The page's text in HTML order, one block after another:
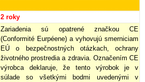
2 roky
Zariadenia sú opatrené značkou CE
(Conformité Eurpéene) a vyhovujú smerniciam
EÚ o bezpečnostných otázkach, ochrany
životného prostredia a zdravia. Označením CE
výrobca deklaruje, že tento výrobok je v
súlade so všetkými bodmi uvedenými v